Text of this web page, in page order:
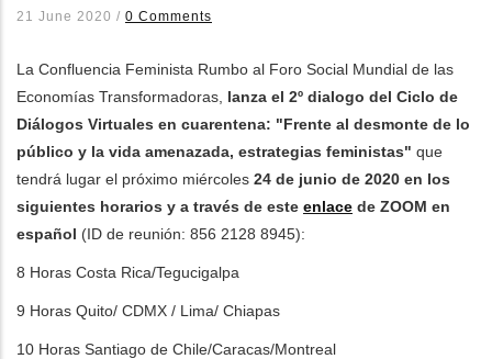
21 June 2020 / 0 Comments
La Confluencia Feminista Rumbo al Foro Social Mundial de las
Economías Transformadoras, lanza el 2º dialogo del Ciclo de
Diálogos Virtuales en cuarentena: "Frente al desmonte de lo
público y la vida amenazada, estrategias feministas" que
tendrá lugar el próximo miércoles 24 de junio de 2020 en los
siguientes horarios y a través de este enlace de ZOOM en
español (ID de reunión: 856 2128 8945):
8 Horas Costa Rica/Tegucigalpa
9 Horas Quito/ CDMX / Lima⁣⁣/ Chiapas
10 Horas Santiago de Chile/Caracas/Montreal